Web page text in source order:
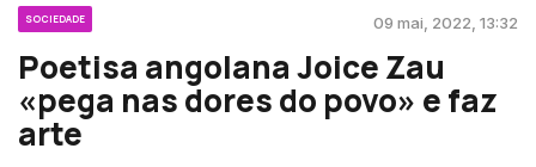
SOCIEDADE 09 mai, 2022, 13:32
Poetisa angolana Joice Zau
«pega nas dores do povo» e faz
arte